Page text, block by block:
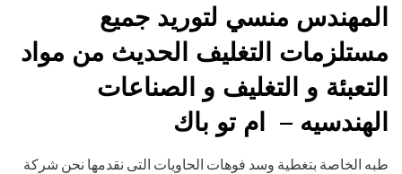
المهندس منسي لتوريد جميع
مستلزمات التغليف الحديث من مواد
التعبئة و التغليف و الصناعات
الهندسيه – ام تو باك
طبه الخاصة بتغطية وسد فوهات الحاويات التى نقدمها نحن شركة